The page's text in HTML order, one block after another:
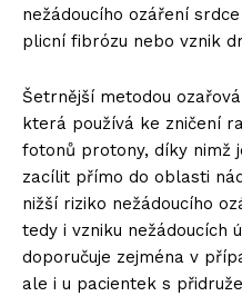
nežádoucího ozáření
plicní fibrózu nebo vznik
Šetrnější metodou
která používá ke zničení
fotonů protony, díky nimž
zacílit přímo do oblasti
nižší riziko nežádoucího
tedy i vzniku nežádoucích
doporučuje zejména v
ale i u pacientek s